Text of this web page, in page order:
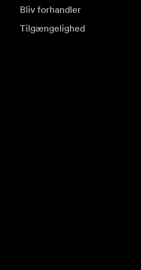
Bliv forhandler
Tilgængelighed